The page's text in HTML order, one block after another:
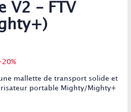
V2 - FTV
20%
mallette de transport solide et
portable Mighty/Mighty+